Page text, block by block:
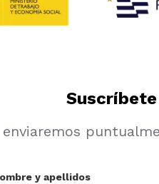
enviaremos